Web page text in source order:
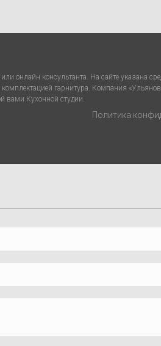
онлайн консультанта. На сайте указана
гарнитура. Компания
вами Кухонной студии.
Политика